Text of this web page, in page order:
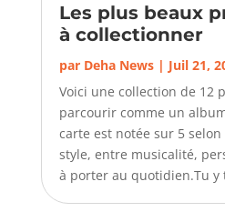
Les plus beaux
à collectionner
par Deha News| Juil 21,
Voici une collection de 12
parcourir comme un
carte est notée sur 5
style, entre musicalité,
à porter au quotidien.Tu y